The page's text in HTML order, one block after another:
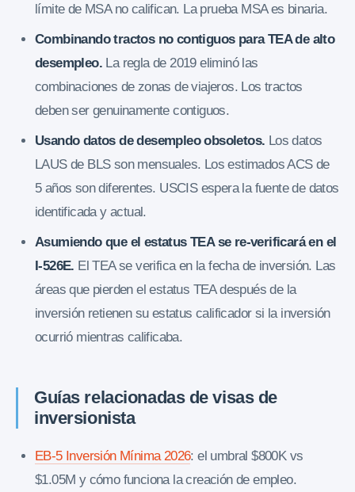
límite de MSA no califican. La prueba MSA es binaria.
Combinando tractos no contiguos para TEA de alto
desempleo. La regla de 2019 eliminó las
combinaciones de zonas de viajeros. Los tractos
deben ser genuinamente contiguos.
Usando datos de desempleo obsoletos. Los datos
LAUS de BLS son mensuales. Los estimados ACS de
5 años son diferentes. USCIS espera la fuente de datos
identificada y actual.
Asumiendo que el estatus TEA se re-verificará en el
I-526E. El TEA se verifica en la fecha de inversión. Las
áreas que pierden el estatus TEA después de la
inversión retienen su estatus calificador si la inversión
ocurrió mientras calificaba.
Guías relacionadas de visas de
inversionista
EB-5 Inversión Mínima 2026: el umbral $800K vs
$1.05M y cómo funciona la creación de empleo.